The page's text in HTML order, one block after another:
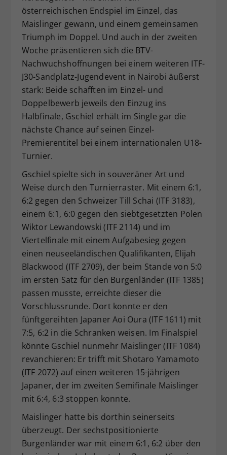
österreichischen Endspiel im Einzel, das
Maislinger gewann, und einem gemeinsamen
Triumph im Doppel. Und auch in der zweiten
Woche präsentieren sich die BTV-
Nachwuchshoffnungen bei einem weiteren ITF-
J30-Sandplatz-Jugendevent in Nairobi äußerst
stark: Beide schafften im Einzel- und
Doppelbewerb jeweils den Einzug ins
Halbfinale, Gschiel erhält im Single gar die
nächste Chance auf seinen Einzel-
Premierentitel bei einem internationalen U18-
Turnier.
Gschiel spielte sich in souveräner Art und
Weise durch den Turnierraster. Mit einem 6:1,
6:2 gegen den Schweizer Till Schai (ITF 3183),
einem 6:1, 6:0 gegen den siebtgesetzten Polen
Wiktor Lewandowski (ITF 2114) und im
Viertelfinale mit einem Aufgabesieg gegen
einen neuseeländischen Qualifikanten, Elijah
Blackwood (ITF 2709), der beim Stande von 5:0
im ersten Satz für den Burgenländer (ITF 1385)
passen musste, erreichte dieser die
Vorschlussrunde. Dort konnte er den
fünftgereihten Japaner Aoi Oura (ITF 1611) mit
7:5, 6:2 in die Schranken weisen. Im Finalspiel
könnte Gschiel nunmehr Maislinger (ITF 1084)
revanchieren: Er trifft mit Shotaro Yamamoto
(ITF 2072) auf einen weiteren 15-jährigen
Japaner, der im zweiten Semifinale Maislinger
mit 6:4, 6:3 stoppen konnte.
Maislinger hatte bis dorthin seinerseits
überzeugt. Der sechstpositionierte
Burgenländer war mit einem 6:1, 6:2 über den
Zweck
Dieser Wert speichert Ihre Consent-
Einstellungen. Unter anderem eine
zufällig generierte ID, für die
historische Speicherung Ihrer
Webseiten-Betreiber dies eingestellt
hat.